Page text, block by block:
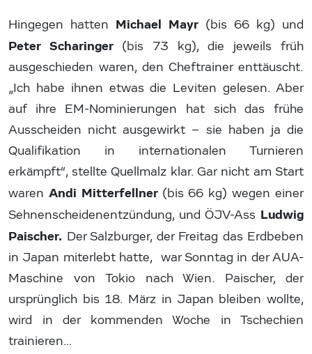
Hingegen hatten Michael Mayr (bis 66 kg) und
Peter Scharinger (bis 73 kg), die jeweils früh
ausgeschieden waren, den Cheftrainer enttäuscht.
„Ich habe ihnen etwas die Leviten gelesen. Aber
auf ihre EM-Nominierungen hat sich das frühe
Ausscheiden nicht ausgewirkt – sie haben ja die
Qualifikation in internationalen Turnieren
erkämpft“, stellte Quellmalz klar. Gar nicht am Start
waren Andi Mitterfellner (bis 66 kg) wegen einer
Sehnenscheidenentzündung, und ÖJV-Ass Ludwig
Paischer. Der Salzburger, der Freitag das Erdbeben
in Japan miterlebt hatte, war Sonntag in der AUA-
Maschine von Tokio nach Wien. Paischer, der
ursprünglich bis 18. März in Japan bleiben wollte,
wird in der kommenden Woche in Tschechien
trainieren…